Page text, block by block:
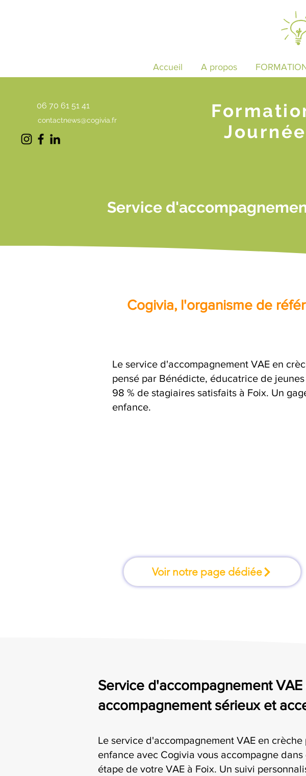
Accueil A propos
06 70 61 51 41
contactnews@cogivia.fr
Service
Cogivia, l'organisme de
Le service d'accompagnement VAE en
pensé par Bénédicte, éducatrice de
98 % de stagiaires satisfaits à Foix. Un
enfance.
Voir notre page dédiée
Service d'accompagnement
accompagnement sérieux et
Le service d'accompagnement VAE en crèche
enfance avec Cogivia vous accompagne dans
étape de votre VAE à Foix. Un suivi